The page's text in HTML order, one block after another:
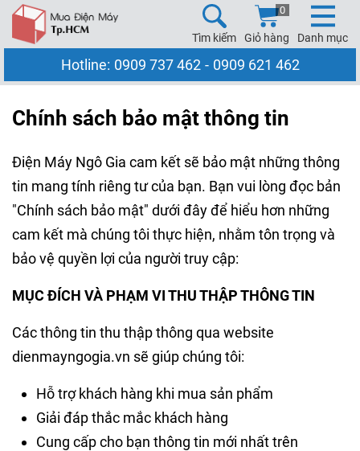
Tìm kiếm Giỏ hàng
0
Danh mục
Hotline: 0909 737 462 - 0909 621 462
Chính sách bảo mật thông tin
Điện Máy Ngô Gia cam kết sẽ bảo mật những thông
tin mang tính riêng tư của bạn. Bạn vui lòng đọc bản
"Chính sách bảo mật" dưới đây để hiểu hơn những
cam kết mà chúng tôi thực hiện, nhằm tôn trọng và
bảo vệ quyền lợi của người truy cập:
MỤC ĐÍCH VÀ PHẠM VI THU THẬP THÔNG TIN
Các thông tin thu thập thông qua website
dienmayngogia.vn sẽ giúp chúng tôi:
Hỗ trợ khách hàng khi mua sản phẩm
Giải đáp thắc mắc khách hàng
Cung cấp cho bạn thông tin mới nhất trên